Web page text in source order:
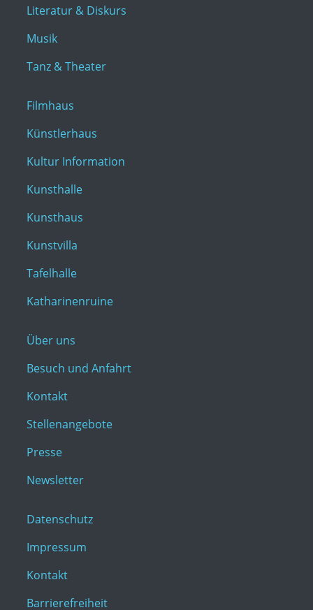
Literatur & Diskurs
Musik
Tanz & Theater
Filmhaus
Künstlerhaus
Kultur Information
Kunsthalle
Kunsthaus
Kunstvilla
Tafelhalle
Katharinenruine
Über uns
Besuch und Anfahrt
Kontakt
Stellenangebote
Presse
Newsletter
Datenschutz
Impressum
Kontakt
Barrierefreiheit